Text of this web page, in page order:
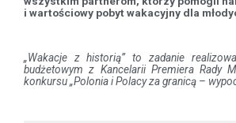
i wartościowy pobyt wakacyjny dla
„Wakacje z historią” to zadanie
budżetowym z Kancelarii Premiera Rady
konkursu „Polonia i Polacy za granicą –